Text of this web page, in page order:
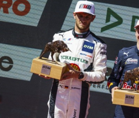
Alle News Events
News